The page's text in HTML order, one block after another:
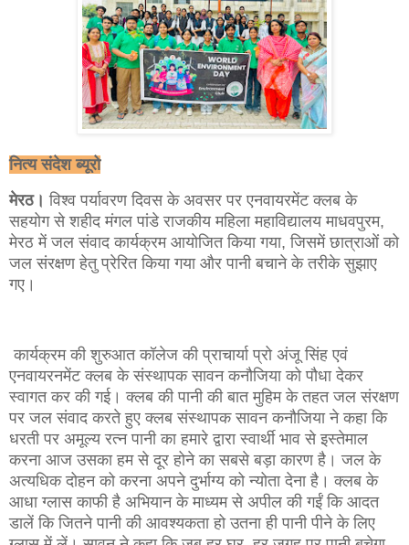
नित्य संदेश ब्यूरो
मेरठ। विश्व पर्यावरण दिवस के अवसर पर एनवायरमेंट क्लब के
सहयोग से शहीद मंगल पांडे राजकीय महिला महाविद्यालय माधवपुरम,
मेरठ में जल संवाद कार्यक्रम आयोजित किया गया, जिसमें छात्राओं को
जल संरक्षण हेतु प्रेरित किया गया और पानी बचाने के तरीके सुझाए
गए।
कार्यक्रम की शुरुआत कॉलेज की प्राचार्या प्रो अंजू सिंह एवं
एनवायरनमेंट क्लब के संस्थापक सावन कनौजिया को पौधा देकर
स्वागत कर की गई। क्लब की पानी की बात मुहिम के तहत जल संरक्षण
पर जल संवाद करते हुए क्लब संस्थापक सावन कनौजिया ने कहा कि
धरती पर अमूल्य रत्न पानी का हमारे द्वारा स्वार्थी भाव से इस्तेमाल
करना आज उसका हम से दूर होने का सबसे बड़ा कारण है। जल के
अत्यधिक दोहन को करना अपने दुर्भाग्य को न्योता देना है। क्लब के
आधा ग्लास काफी है अभियान के माध्यम से अपील की गईं कि आदत
डालें कि जितने पानी की आवश्यकता हो उतना ही पानी पीने के लिए